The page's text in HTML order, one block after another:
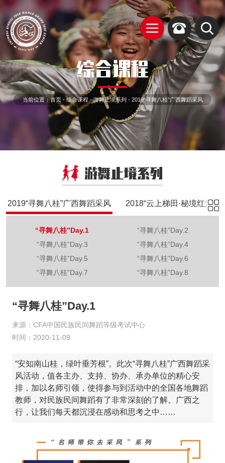
综合课程
当前位置：首页-综合课程 -游舞止境系列 - 2019“寻舞八桂”广西舞蹈采风
游舞止境系列
2019“寻舞八桂”广西舞蹈采风
“寻舞八桂”Day.1
“寻舞八桂”Day.2
“寻舞八桂”Day.3
“寻舞八桂”Day.4
“寻舞八桂”Day.5
“寻舞八桂”Day.6
“寻舞八桂”Day.7
“寻舞八桂”Day.8
2018“云上梯田·秘境红河”
“寻舞八桂”Day.1
来源：CFA中国民族民间舞蹈等级考试中心
时间：2020-11-09
“安知南山桂，绿叶垂芳根”。此次“寻舞八桂”广西舞蹈采
风活动，值各主办、支持、协办、承办单位的精心安
排，加以名师引领，使得参与到活动中的全国各地舞蹈
教师，对民族民间舞蹈有了非常深刻的了解。广西之
行，让我们每天都沉浸在感动和思考之中……